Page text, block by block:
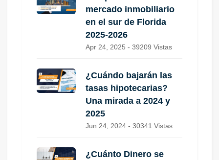
mercado inmobiliario
en el sur de Florida
2025-2026
Apr 24, 2025 - 39209 Vistas
¿Cuándo bajarán las
tasas hipotecarias?
Una mirada a 2024 y
2025
Jun 24, 2024 - 30341 Vistas
¿Cuánto Dinero se